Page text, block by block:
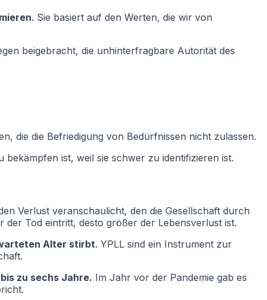
. Sie basiert auf den Werten, die wir von
beigebracht, die unhinterfragbare Autorität des
die die Befriedigung von Bedürfnissen nicht zulassen.
ist, weil sie schwer zu identifizieren ist.
Verlust veranschaulicht, den die Gesellschaft durch
Tod eintritt, desto größer der Lebensverlust ist.
Alter stirbt. YPLL sind ein Instrument zur
zu sechs Jahre. Im Jahr vor der Pandemie gab es